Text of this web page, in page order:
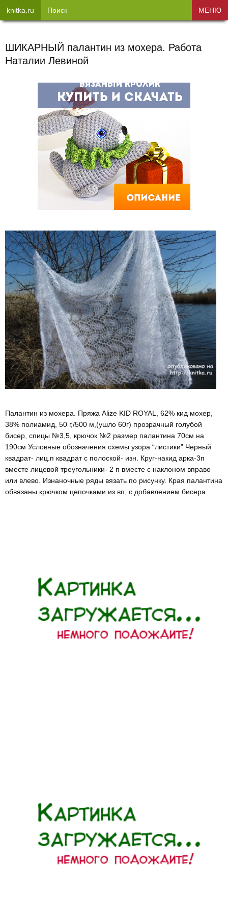
ШИКАРНЫЙ палантин из мохера. Работа
Наталии Левиной
Палантин из мохера. Пряжа Alize KID ROYAL, 62% кид мохер,
38% полиамид, 50 г,/500 м,(ушло 60г) прозрачный голубой
бисер, спицы №3,5, крючок №2 размер палантина 70см на
190см Условные обозначения схемы узора “листики” Черный
квадрат- лиц.п квадрат с полоской- изн. Круг-накид арка-3п
вместе лицевой треугольники- 2 п вместе с наклоном вправо
или влево. Изнаночные ряды вязать по рисунку. Края палантина
обвязаны крючком цепочками из вп, с добавлением бисера
knitka.ru Поиск МЕНЮ